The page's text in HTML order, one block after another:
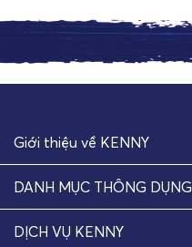
Giới thiệu về KENNY
DANH MỤC THÔNG DỤNG
DỊCH VỤ KENNY